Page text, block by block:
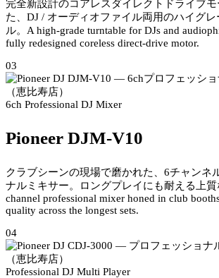
完全新設計のコアレスダイレクトドライブ
た、DJ / オーディオファイル両用のハイグ
ル。 A high-grade turntable for DJs and
fully redesigned coreless direct-drive motor.
03
6ch Professional DJ Mixer
Pioneer DJM-V10
クラブシーンの現場で磨かれた、6チャンネ
ナルミキサー。ロングプレイにも耐える上質
channel professional mixer honed in club
quality across the longest sets.
04
Professional DJ Multi Player